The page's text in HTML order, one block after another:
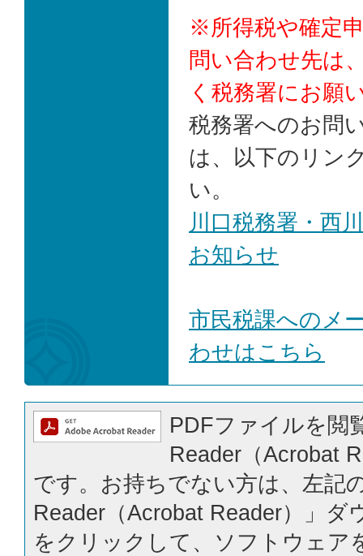
※所得税や確定
問い合わせ先は
く税務署にお願
税務署へのお問
は、以下のリン
い。
川口税務署・西
お知らせ
市民税課へのメ
わせはこちら
PDFファイルを閲
Reader（Acrobat
です。お持ちでない方は、左記
Reader（Acrobat Reader）」ダ
をクリックして、ソフトウェア